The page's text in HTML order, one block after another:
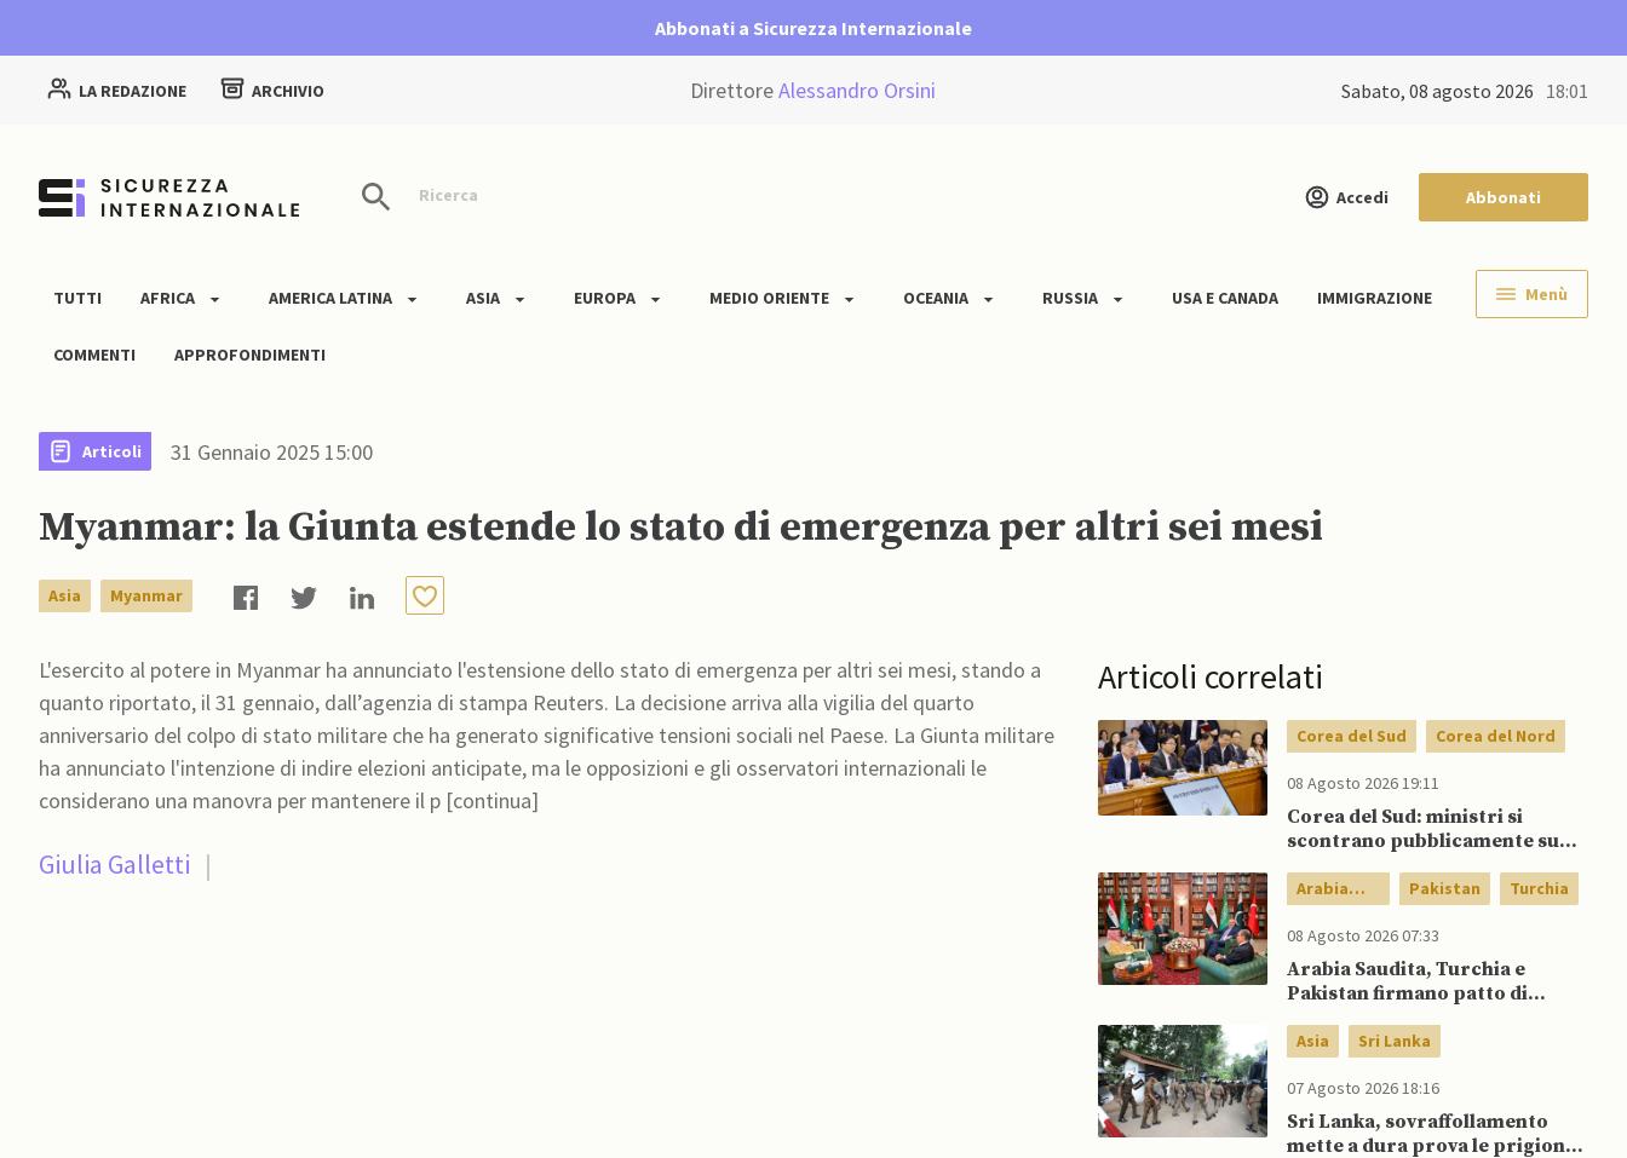
Abbonati a Sicurezza Internazionale
LA REDAZIONE ARCHIVIO DirettoreAlessandro Orsini sabato, 08 agosto 2026 18:01
Ricerca Accedi Abbonati
TUTTI AFRICA AMERICA LATINA ASIA EUROPA MEDIO ORIENTE OCEANIA RUSSIA USA E CANADA IMMIGRAZIONE
COMMENTI APPROFONDIMENTI
Menù
Articoli 31 Gennaio 2025 15:00
Myanmar: la Giunta estende lo stato di emergenza per altri sei mesi
Asia Myanmar
L'esercito al potere in Myanmar ha annunciato l'estensione dello stato di emergenza per altri sei mesi, stando a
quanto riportato, il 31 gennaio, dall’agenzia di stampa Reuters. La decisione arriva alla vigilia del quarto
anniversario del colpo di stato militare che ha generato significative tensioni sociali nel Paese. La Giunta militare
ha annunciato l'intenzione di indire elezioni anticipate, ma le opposizioni e gli osservatori internazionali le
considerano una manovra per mantenere il p [continua]
Giulia Galletti |
Articoli correlati
Corea del Sud Corea del Nord
08 Agosto 2026 19:11
Corea del Sud: ministri si
scontrano pubblicamente su
spinge per dialogo
Arabia
Saudita
Pakistan Turchia
08 Agosto 2026 07:33
Arabia Saudita, Turchia e
Pakistan firmano patto di
Asia Sri Lanka
07 Agosto 2026 18:16
Sri Lanka, sovraffollamento
mette a dura prova le prigioni